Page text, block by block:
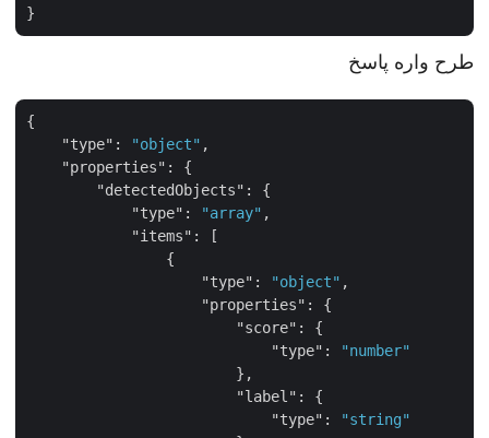
طرح واره پاسخ
"type"
: "object"
"properties"
: {
"detectedObjects"
: {
"type"
: "array"
"items"
: [
                {
"type"
: "object"
"properties"
: {
"score"
: {
"type"
: "number"
                        },
"label"
: {
"type"
: "string"